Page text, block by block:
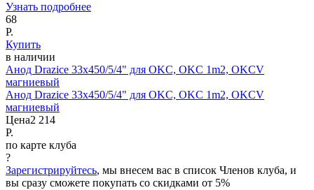
Узнать подробнее
68
Р.
Купить
в наличии
Анод Drazice 33х450/5/4" для OKC, OKC 1m2, OKCV
магниевый
Анод Drazice 33х450/5/4" для OKC, OKC 1m2, OKCV
магниевый
Цена2 214
Р.
по карте клуба
?
Зарегистрируйтесь, мы внесем вас в список Членов клуба, и
вы сразу сможете покупать со скидками от 5%